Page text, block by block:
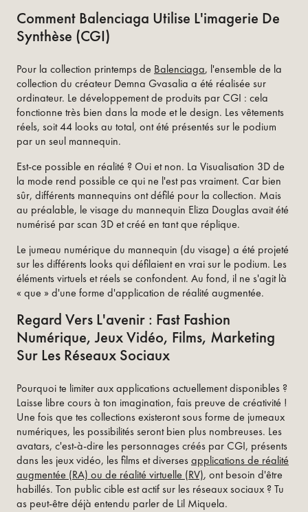
Comment Balenciaga Utilise L'imagerie De
Synthèse (CGI)
Pour la collection printemps de Balenciaga, l'ensemble de la
collection du créateur Demna Gvasalia a été réalisée sur
ordinateur. Le développement de produits par CGI : cela
fonctionne très bien dans la mode et le design. Les vêtements
réels, soit 44 looks au total, ont été présentés sur le podium
par un seul mannequin.
Est-ce possible en réalité ? Oui et non. La Visualisation 3D de
la mode rend possible ce qui ne l'est pas vraiment. Car bien
sûr, différents mannequins ont défilé pour la collection. Mais
au préalable, le visage du mannequin Eliza Douglas avait été
numérisé par scan 3D et créé en tant que réplique.
Le jumeau numérique du mannequin (du visage) a été projeté
sur les différents looks qui défilaient en vrai sur le podium. Les
éléments virtuels et réels se confondent. Au fond, il ne s'agit là
« que » d'une forme d'application de réalité augmentée.
Regard Vers L'avenir : Fast Fashion
Numérique, Jeux Vidéo, Films, Marketing
Sur Les Réseaux Sociaux
Pourquoi te limiter aux applications actuellement disponibles ?
Laisse libre cours à ton imagination, fais preuve de créativité !
Une fois que tes collections existeront sous forme de jumeaux
numériques, les possibilités seront bien plus nombreuses. Les
avatars, c'est-à-dire les personnages créés par CGI, présents
dans les jeux vidéo, les films et diversesapplications de réalité
augmentée (RA) ou de réalité virtuelle (RV), ont besoin d'être
habillés. Ton public cible est actif sur les réseaux sociaux ? Tu
as peut-être déjà entendu parler de Lil Miquela.